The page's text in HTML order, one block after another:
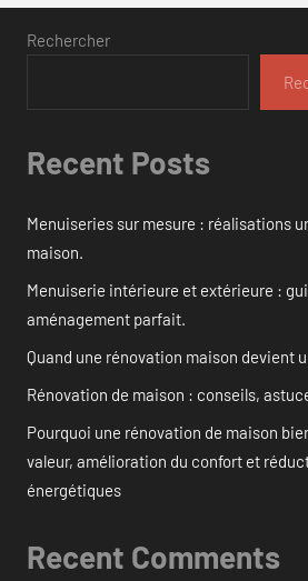
Rechercher
Recent Posts
Menuiseries sur mesure : réalisations
maison.
Menuiserie intérieure et extérieure :
aménagement parfait.
Quand une rénovation maison devient
Rénovation de maison : conseils,
Pourquoi une rénovation de maison
valeur, amélioration du confort et
énergétiques
Recent Comments